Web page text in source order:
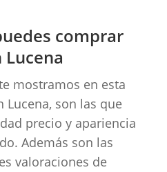
comprar
Lucena
mostramos en esta
Lucena, son las que
precio y apariencia
Además son las
valoraciones de